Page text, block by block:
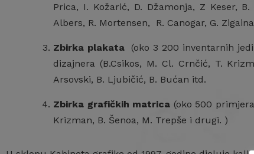
Prica, I. Kožarić, D. Džamonja, Z Keser,
Albers, R. Mortensen, R. Canogar, G.
Zbirka plakata(oko 3 200 inventarnih
dizajnera (B.Csikos, M. Cl. Crnčić, T.
Arsovski, B. Ljubičić, B. Bućan itd.
Zbirka grafičkih matrica (oko 500
Krizman, B. Šenoa, M. Trepše i drugi. )